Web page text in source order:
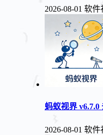
2026-08-01 软件
蚂蚁视界 v6.7.0
2026-08-01 软件